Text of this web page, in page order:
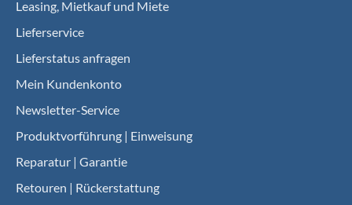
Leasing, Mietkauf und Miete
Lieferservice
Lieferstatus anfragen
Mein Kundenkonto
Newsletter-Service
Produktvorführung | Einweisung
Reparatur | Garantie
Retouren | Rückerstattung